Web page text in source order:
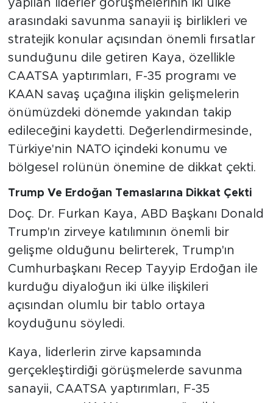
yapılan liderler görüşmelerinin iki ülke
arasındaki savunma sanayii iş birlikleri ve
stratejik konular açısından önemli fırsatlar
sunduğunu dile getiren Kaya, özellikle
CAATSA yaptırımları, F-35 programı ve
KAAN savaş uçağına ilişkin gelişmelerin
önümüzdeki dönemde yakından takip
edileceğini kaydetti. Değerlendirmesinde,
Türkiye'nin NATO içindeki konumu ve
bölgesel rolünün önemine de dikkat çekti.
Trump Ve Erdoğan Temaslarına Dikkat Çekti
Doç. Dr. Furkan Kaya, ABD Başkanı Donald
Trump'ın zirveye katılımının önemli bir
gelişme olduğunu belirterek, Trump'ın
Cumhurbaşkanı Recep Tayyip Erdoğan ile
kurduğu diyaloğun iki ülke ilişkileri
açısından olumlu bir tablo ortaya
koyduğunu söyledi.
Kaya, liderlerin zirve kapsamında
gerçekleştirdiği görüşmelerde savunma
sanayii, CAATSA yaptırımları, F-35